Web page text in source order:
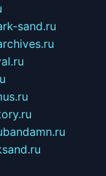
sand.ru
bandamn.ru